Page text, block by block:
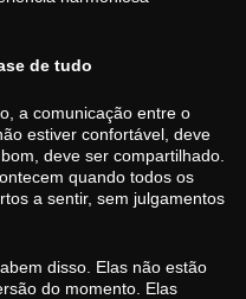
de tudo
a comunicação entre o
estiver confortável, deve
deve ser compartilhado.
quando todos os
a sentir, sem julgamentos
disso. Elas não estão
do momento. Elas